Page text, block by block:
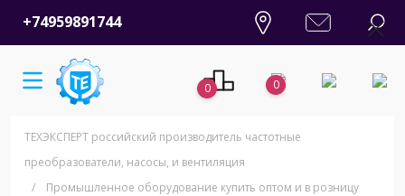
+74959891744
0 0
ТЕХЭКСПЕРТ российский производитель частотные
преобразователи, насосы, и вентиляция
/
Промышленное оборудование купить оптом и в розницу